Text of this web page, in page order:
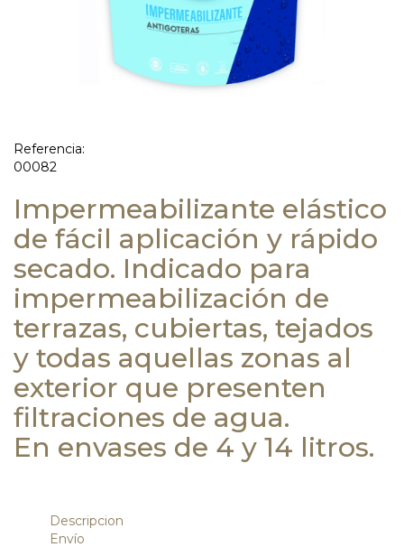
Referencia:
00082
Impermeabilizante elástico
de fácil aplicación y rápido
secado. Indicado para
impermeabilización de
terrazas, cubiertas, tejados
y todas aquellas zonas al
exterior que presenten
filtraciones de agua.
En envases de 4 y 14 litros.
Descripcion
Envío